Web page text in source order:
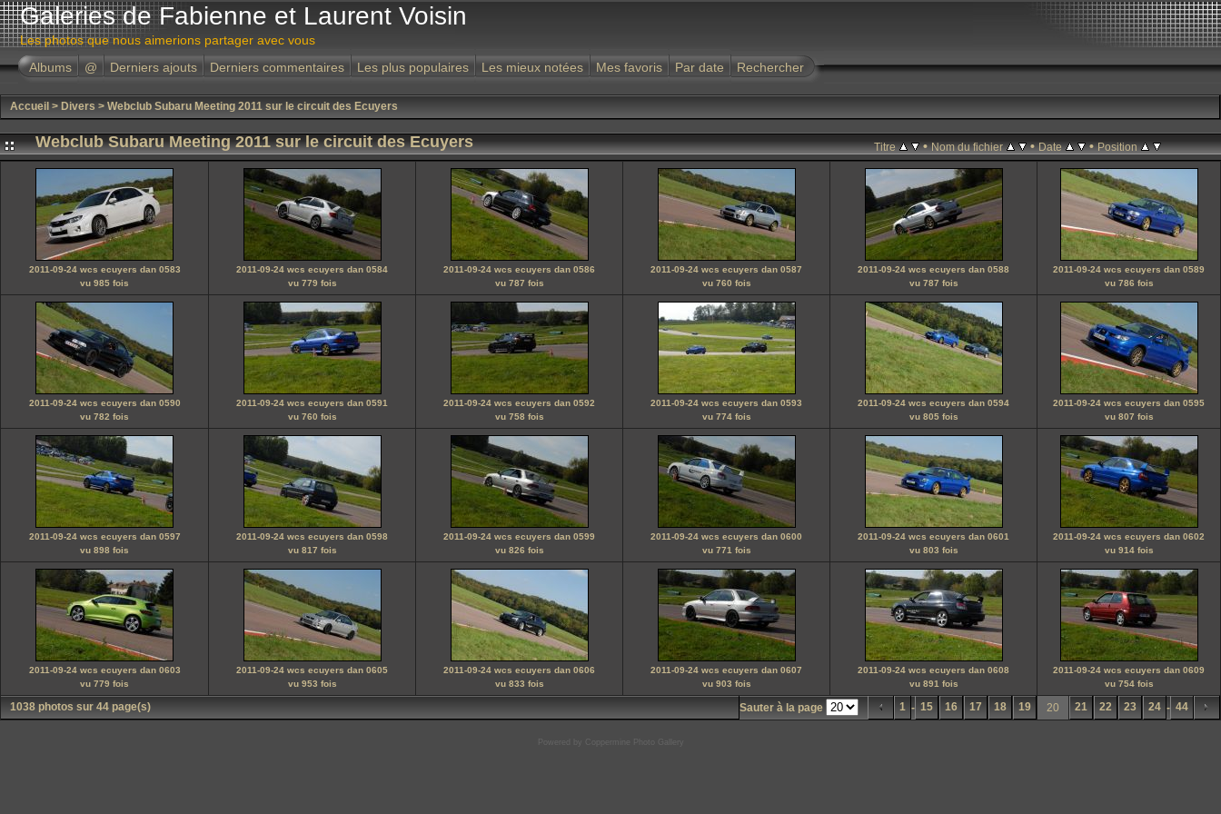
Galeries de Fabienne et Laurent Voisin
Les photos que nous aimerions partager avec vous
Albums
@ Derniers ajouts Derniers commentaires Les plus populaires Les mieux notées Mes favoris Par date Rechercher
Accueil > Divers > Webclub Subaru Meeting 2011 sur le circuit des Ecuyers
Webclub Subaru Meeting 2011 sur le circuit des Ecuyers Titre •Nom du fichier •Date •Position
2011-09-24 wcs ecuyers dan 0583
vu 985 fois
2011-09-24 wcs ecuyers dan 0584
vu 779 fois
2011-09-24 wcs ecuyers dan 0586
vu 787 fois
2011-09-24 wcs ecuyers dan 0587
vu 760 fois
2011-09-24 wcs ecuyers dan 0588
vu 787 fois
2011-09-24 wcs ecuyers dan 0589
vu 786 fois
2011-09-24 wcs ecuyers dan 0590
vu 782 fois
2011-09-24 wcs ecuyers dan 0591
vu 760 fois
2011-09-24 wcs ecuyers dan 0592
vu 758 fois
2011-09-24 wcs ecuyers dan 0593
vu 774 fois
2011-09-24 wcs ecuyers dan 0594
vu 805 fois
2011-09-24 wcs ecuyers dan 0595
vu 807 fois
2011-09-24 wcs ecuyers dan 0597
vu 898 fois
2011-09-24 wcs ecuyers dan 0598
vu 817 fois
2011-09-24 wcs ecuyers dan 0599
vu 826 fois
2011-09-24 wcs ecuyers dan 0600
vu 771 fois
2011-09-24 wcs ecuyers dan 0601
vu 803 fois
2011-09-24 wcs ecuyers dan 0602
vu 914 fois
2011-09-24 wcs ecuyers dan 0603
vu 779 fois
2011-09-24 wcs ecuyers dan 0605
vu 953 fois
2011-09-24 wcs ecuyers dan 0606
vu 833 fois
2011-09-24 wcs ecuyers dan 0607
vu 903 fois
2011-09-24 wcs ecuyers dan 0608
vu 891 fois
2011-09-24 wcs ecuyers dan 0609
vu 754 fois
1038 photos sur 44 page(s) Sauter à la page 1 - 15 16 17 18 19 20 21 22 23 24 - 44